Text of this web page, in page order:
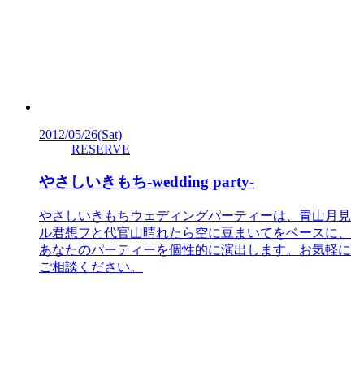
2012/05/26(Sat)
RESERVE
やさしいきもち-wedding party-
やさしいきもちウェディングパーティーは、青山月見
ル君想フと代官山晴れたら空に豆まいてをベースに、
あなたのパーティーを個性的に演出します。お気軽に
ご相談ください。